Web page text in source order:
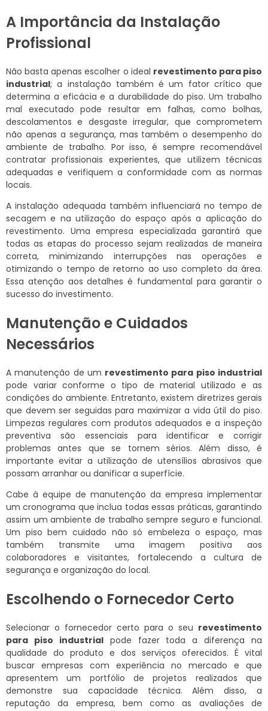
A Importância da Instalação
Profissional
Não basta apenas escolher o ideal revestimento para piso
industrial; a instalação também é um fator crítico que
determina a eficácia e a durabilidade do piso. Um trabalho
mal executado pode resultar em falhas, como bolhas,
descolamentos e desgaste irregular, que comprometem
não apenas a segurança, mas também o desempenho do
ambiente de trabalho. Por isso, é sempre recomendável
contratar profissionais experientes, que utilizem técnicas
adequadas e verifiquem a conformidade com as normas
locais.
A instalação adequada também influenciará no tempo de
secagem e na utilização do espaço após a aplicação do
revestimento. Uma empresa especializada garantirá que
todas as etapas do processo sejam realizadas de maneira
correta, minimizando interrupções nas operações e
otimizando o tempo de retorno ao uso completo da área.
Essa atenção aos detalhes é fundamental para garantir o
sucesso do investimento.
Manutenção e Cuidados
Necessários
A manutenção de um revestimento para piso industrial
pode variar conforme o tipo de material utilizado e as
condições do ambiente. Entretanto, existem diretrizes gerais
que devem ser seguidas para maximizar a vida útil do piso.
Limpezas regulares com produtos adequados e a inspeção
preventiva são essenciais para identificar e corrigir
problemas antes que se tornem sérios. Além disso, é
importante evitar a utilização de utensílios abrasivos que
possam arranhar ou danificar a superfície.
Cabe à equipe de manutenção da empresa implementar
um cronograma que inclua todas essas práticas, garantindo
assim um ambiente de trabalho sempre seguro e funcional.
Um piso bem cuidado não só embeleza o espaço, mas
também transmite uma imagem positiva aos
colaboradores e visitantes, fortalecendo a cultura de
segurança e organização do local.
Escolhendo o Fornecedor Certo
Selecionar o fornecedor certo para o seu revestimento
para piso industrialpode fazer toda a diferença na
qualidade do produto e dos serviços oferecidos. É vital
buscar empresas com experiência no mercado e que
apresentem um portfólio de projetos realizados que
demonstre sua capacidade técnica. Além disso, a
reputação da empresa, bem como as avaliações de